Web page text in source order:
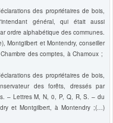
des propriétaires de bois,
général, qui était aussi
ordre alphabétique des communes.
Montgilbert et Montendry, conseiller
des comptes, à Chamoux ;
des propriétaires de bois,
des forêts, dressés par
– Lettres M, N, 0, P, Q, R, S. – du
et Montgilbert, à Montendry ;(…)